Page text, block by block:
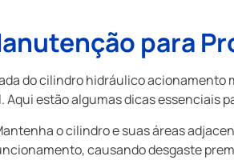
para
do cilindro hidráulico
Aqui estão algumas dicas essenciais
o cilindro e suas áreas
causando desgaste